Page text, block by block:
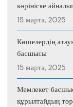
көрініске
15 марта, 2025
Көшелердің
басшысы
15 марта, 2025
Мемлекет
құрылтайдың